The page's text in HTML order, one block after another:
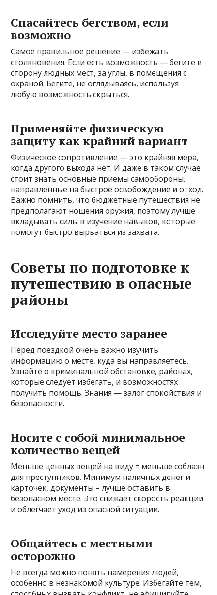
Спасайтесь бегством, если
возможно
Самое правильное решение — избежать
столкновения. Если есть возможность — бегите в
сторону людных мест, за углы, в помещения с
охраной. Бегите, не оглядываясь, используя
любую возможность скрыться.
Применяйте физическую
защиту как крайний вариант
Физическое сопротивление — это крайняя мера,
когда другого выхода нет. И даже в таком случае
стоит знать основные приемы самообороны,
направленные на быстрое освобождение и отход.
Важно помнить, что бюджетные путешествия не
предполагают ношения оружия, поэтому лучше
вкладывать силы в изучение навыков, которые
помогут быстро вырваться из захвата.
Советы по подготовке к
путешествию в опасные
районы
Исследуйте место заранее
Перед поездкой очень важно изучить
информацию о месте, куда вы направляетесь.
Узнайте о криминальной обстановке, районах,
которые следует избегать, и возможностях
получить помощь. Знания — залог спокойствия и
безопасности.
Носите с собой минимальное
количество вещей
Меньше ценных вещей на виду = меньше соблазн
для преступников. Минимум наличных денег и
карточек, документы – лучше оставить в
безопасном месте. Это снижает скорость реакции
и облегчает уход из опасной ситуации.
Общайтесь с местными
осторожно
Не всегда можно понять намерения людей,
особенно в незнакомой культуре. Избегайте тем,